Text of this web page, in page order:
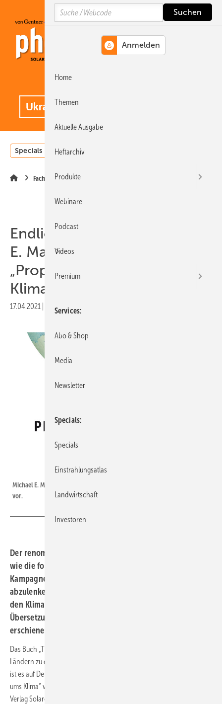
Hauptinhalt
Hauptmenü
SiteSearch
Specials Einstrahlungsatlas
Fachhandel
Endlich auf Deutsch: Michael
E. Manns
„Propagandaschlacht ums
Klima“
17.04.2021 Druckvorschau
Michael E. Manns New Climate War liegt nun in der deutschen Übersetzung
vor.
Der renommierte Klimaforscher Michael E. Mann zeigt,
wie die fossile Brennstoffindustrie seit 30 Jahren eine
Kampagne führt, um von ihrer Verantwortung
abzulenken. Sie will wirkungsvolle Maßnahmen gegen
den Klimawandel verzögern. Endlich ist die deutsche
Übersetzung seines Bestsellers „The New Climate War“
erschienen.
Das Buch „The New Climate“ War gehört in den englischsprachigen
Ländern zu den meistgelesenen Werken der Umweltbewegung. Nun
ist es auf Deutsch erschienen: Unter dem Titel „Propagandaschlacht
ums Klima“ wurde es von der DGS Franken herausgegeben und im
Verlag Solare Zukunft veröffentlicht. Das Team um Matthias Hüttmann,
Search
Home
Themen
Aktuelle Ausgabe
Heftarchiv
Produkte
Webinare
Podcast
Videos
Premium
Services
Abo & Shop
Media
Newsletter
Specials
Specials
Einstrahlungsatlas
Landwirtschaft
Investoren